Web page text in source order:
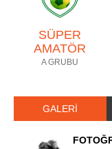
SÜPER
AMATÖR
A GRUBU
GALERİ